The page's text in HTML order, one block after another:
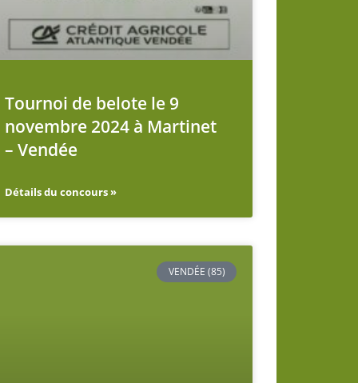
Tournoi de belote le 9
novembre 2024 à Martinet
– Vendée
Détails du concours »
VENDÉE (85)